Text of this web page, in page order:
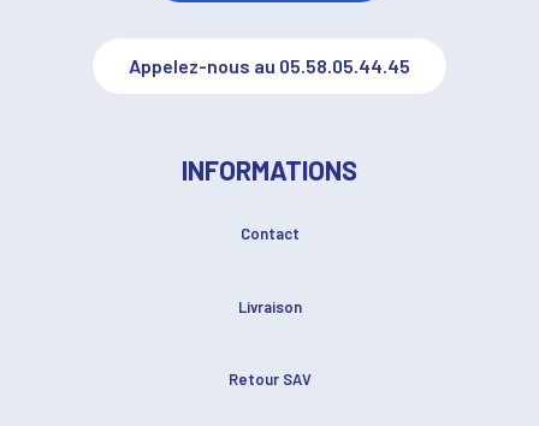
Appelez-nous au 05.58.05.44.45
INFORMATIONS
Contact
Livraison
Retour SAV